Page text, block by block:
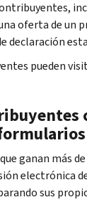
oferta de un
declaración
pueden
ganan más
electrónica
sus